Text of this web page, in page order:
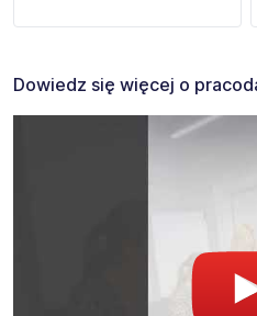
Dowiedz się więcej o